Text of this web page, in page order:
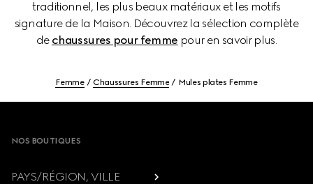
traditionnel, les plus beaux matériaux et les motifs
signature de la Maison. Découvrez la sélection complète
de chaussures pour femme pour en savoir plus.
Femme Chaussures Femme Mules plates Femme
NOS BOUTIQUES
PAYS/RÉGION, VILLE